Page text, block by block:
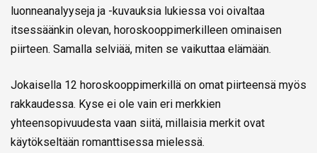
luonneanalyyseja ja -kuvauksia lukiessa voi oivaltaa
itsessäänkin olevan, horoskooppimerkilleen ominaisen
piirteen. Samalla selviää, miten se vaikuttaa elämään.
Jokaisella 12 horoskooppimerkillä on omat piirteensä myös
rakkaudessa. Kyse ei ole vain eri merkkien
yhteensopivuudesta vaan siitä, millaisia merkit ovat
käytökseltään romanttisessa mielessä.